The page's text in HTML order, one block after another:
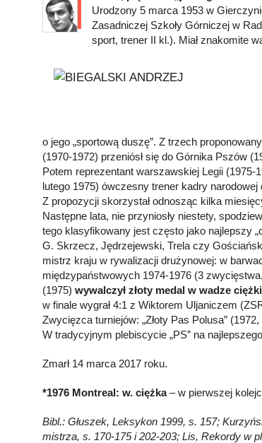
Urodzony 5 marca 1953 w
Zasadniczej Szkoły Górniczej w
sport, trener II kl.). Miał znakomite
o jego „sportową duszę”. Z trzech
(1970-1972) przeniósł się do Górnika Pszów
Potem reprezentant warszawskiej Legii
lutego 1975) ówczesny trener kadry
Z propozycji skorzystał odnosząc kilka
Następne lata, nie przyniosły niestety,
tego klasyfikowany jest często jako najlepszy
G. Skrzecz, Jędrzejewski, Trela czy
mistrz kraju w rywalizacji drużynowej: w
międzypaństwowych 1974-1976 (3
(1975) wywalczył złoty medal w wadze
w finale wygrał 4:1 z Wiktorem Uljaniczem
Zwycięzca turniejów: „Złoty Pas Polusa”
W tradycyjnym plebiscycie „PS” na
Zmarł 14 marca 2017 roku.
*1976 Montreal: w. ciężka– w pierwszej
Bibl.: Głuszek, Leksykon 1999, s. 157;
mistrza, s. 170-175 i 202-203; Lis, Rekordy w